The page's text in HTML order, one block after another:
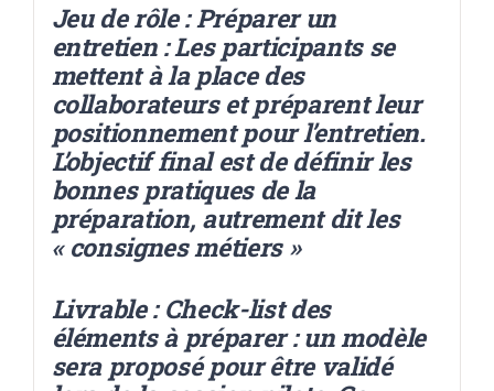
Jeu de rôle : Préparer un
entretien : Les participants se
mettent à la place des
collaborateurs et préparent leur
positionnement pour l’entretien.
L’objectif final est de définir les
bonnes pratiques de la
préparation, autrement dit les
« consignes métiers »
Livrable :Check-list des
éléments à préparer : un modèle
sera proposé pour être validé